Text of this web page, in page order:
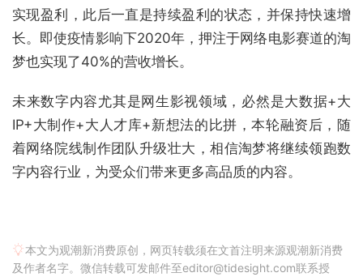
实现盈利，此后一直是持续盈利的状态，并保持快速增
长。即使疫情影响下2020年，押注于网络电影赛道的淘
梦也实现了40%的营收增长。
未来数字内容尤其是网生影视领域，必然是大数据+大
IP+大制作+大人才库+新想法的比拼，本轮融资后，随
着网络院线制作团队升级壮大，相信淘梦将继续领跑数
字内容行业，为受众们带来更多高品质的内容。
本文为观潮新消费原创，网页转载须在文首注明来源观潮新消费
及作者名字。微信转载可发邮件至editor@tidesight.com联系授